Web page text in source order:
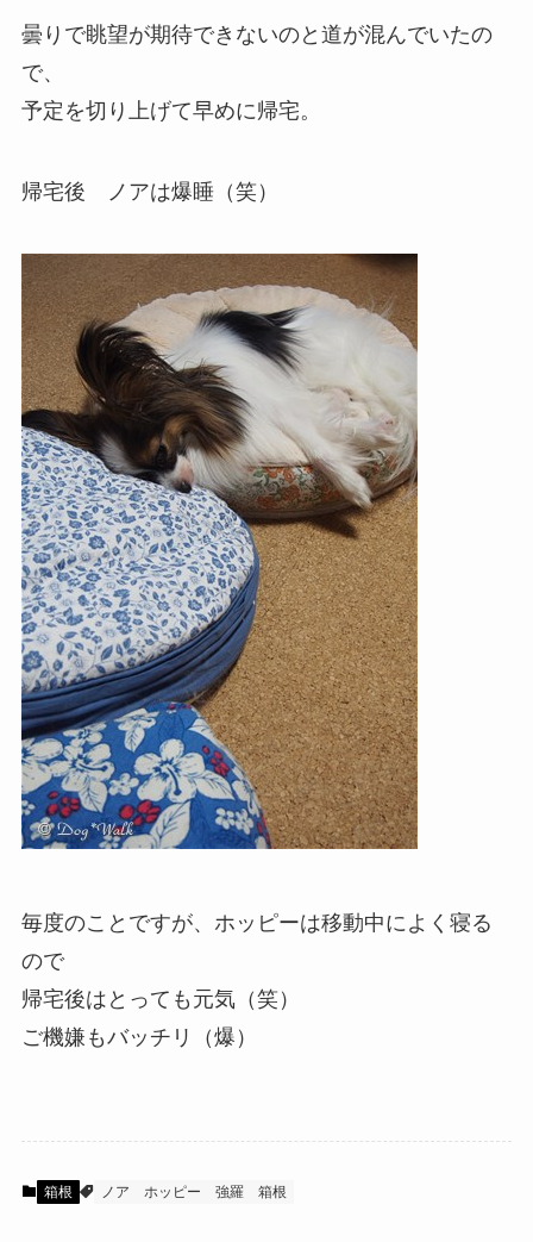
曇りで眺望が期待できないのと道が混んでいたの
で、
予定を切り上げて早めに帰宅。
帰宅後 ノアは爆睡（笑）
毎度のことですが、ホッピーは移動中によく寝る
ので
帰宅後はとっても元気（笑）
ご機嫌もバッチリ（爆）
箱根 ノア ホッピー 強羅 箱根